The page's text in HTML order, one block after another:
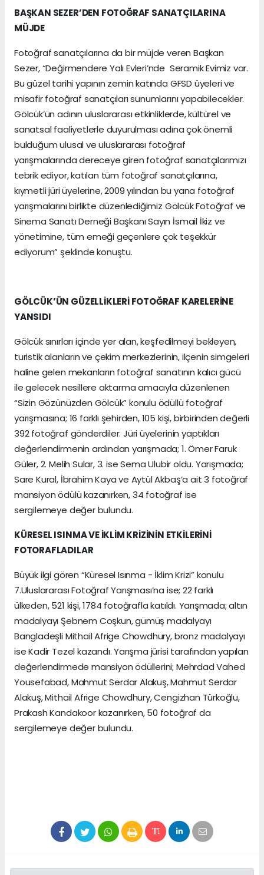
BAŞKAN SEZER’DEN FOTOĞRAF SANATÇILARINA
MÜJDE
Fotoğraf sanatçılarına da bir müjde veren Başkan
Sezer, “Değirmendere Yalı Evleri’nde Seramik Evimiz var.
Bu güzel tarihi yapının zemin katında GFSD üyeleri ve
misafir fotoğraf sanatçıları sunumlarını yapabilecekler.
Gölcük’ün adının uluslararası etkinliklerde, kültürel ve
sanatsal faaliyetlerle duyurulması adına çok önemli
bulduğum ulusal ve uluslararası fotoğraf
yarışmalarında dereceye giren fotoğraf sanatçılarımızı
tebrik ediyor, katılan tüm fotoğraf sanatçılarına,
kıymetli jüri üyelerine, 2009 yılından bu yana fotoğraf
yarışmalarını birlikte düzenlediğimiz Gölcük Fotoğraf ve
Sinema Sanatı Derneği Başkanı Sayın İsmail İkiz ve
yönetimine, tüm emeği geçenlere çok teşekkür
ediyorum” şeklinde konuştu.
GÖLCÜK’ÜN GÜZELLİKLERİ FOTOĞRAF KARELERİNE
YANSIDI
Gölcük sınırları içinde yer alan, keşfedilmeyi bekleyen,
turistik alanların ve çekim merkezlerinin, ilçenin simgeleri
haline gelen mekanların fotoğraf sanatının kalıcı gücü
ile gelecek nesillere aktarma amacıyla düzenlenen
“Sizin Gözünüzden Gölcük” konulu ödüllü fotoğraf
yarışmasına; 16 farklı şehirden, 105 kişi, birbirinden değerli
392 fotoğraf gönderdiler. Jüri üyelerinin yaptıkları
değerlendirmenin ardından yarışmada; 1. Ömer Faruk
Güler, 2. Melih Sular, 3. ise Sema Ulubir oldu. Yarışmada;
Sare Kural, İbrahim Kaya ve Aytül Akbaş’a ait 3 fotoğraf
mansiyon ödülü kazanırken, 34 fotoğraf ise
sergilemeye değer bulundu.
KÜRESEL ISINMA VE İKLİM KRİZİNİN ETKİLERİNİ
FOTORAFLADILAR
Büyük ilgi gören “Küresel Isınma - İklim Krizi” konulu
7.Uluslararası Fotoğraf Yarışması’na ise; 22 farklı
ülkeden, 521 kişi, 1784 fotoğrafla katıldı. Yarışmada; altın
madalyayı Şebnem Coşkun, gümüş madalyayı
Bangladeşli Mithail Afrige Chowdhury, bronz madalyayı
ise Kadir Tezel kazandı. Yarışma jürisi tarafından yapılan
değerlendirmede mansiyon ödüllerini; Mehrdad Vahed
Yousefabad, Mahmut Serdar Alakuş, Mahmut Serdar
Alakuş, Mithail Afrige Chowdhury, Cengizhan Türkoğlu,
Prakash Kandakoor kazanırken, 50 fotoğraf da
sergilemeye değer bulundu.